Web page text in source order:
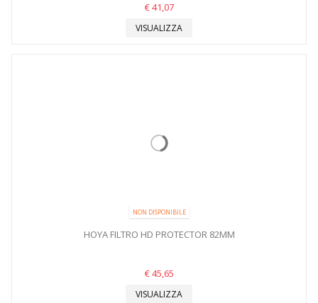
€ 41,07
VISUALIZZA
NON DISPONIBILE
HOYA FILTRO HD PROTECTOR 82MM
€ 45,65
VISUALIZZA